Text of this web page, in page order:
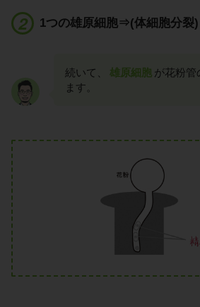
1つの雄原細胞⇒(体細胞分
続いて、 雄原細胞 が花粉管
ます。